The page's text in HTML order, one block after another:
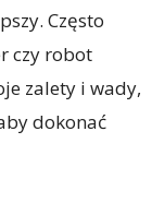
Często
czy robot
zalety i wady,
dokonać